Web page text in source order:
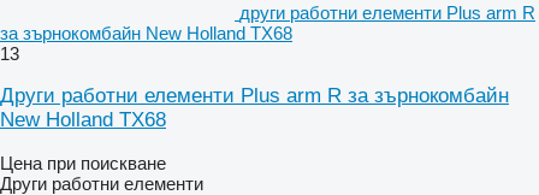
други работни елементи Plus arm R
за зърнокомбайн New Holland TX68
13
Други работни елементи Plus arm R за зърнокомбайн
New Holland TX68
Цена при поискване
Други работни елементи